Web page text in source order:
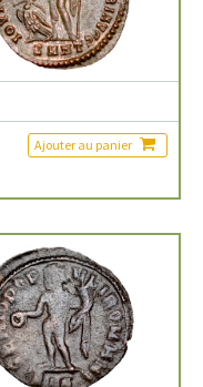
Ajouter au panier